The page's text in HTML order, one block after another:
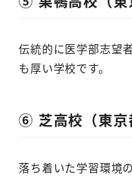
伝統的に医学部志望
も厚い学校です。
⑥ 芝高校（東京
落ち着いた学習環境